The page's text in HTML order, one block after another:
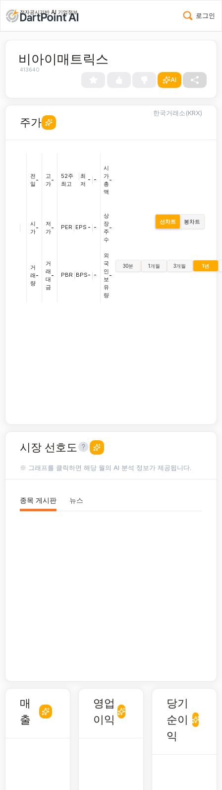
전자공시기반 AI 기업정보 로그인
비아이매트릭스
413640
AI
주가
한국거래소(KRX)
전
일
-
시
가
-
거
래
량
-
고
가
-
저
가
-
거
래
대
금
-
52주
최고
최
저
- -
PER EPS - -
PBR BPS- -
시
가
총
액
-
상
장
주
수
-
외
국
인
보
유
량
-
선차트 봉차트
30분 1개월 3개월 1년
시장 선호도
※ 그래프를 클릭하면 해당 월의 AI 분석 정보가 제공됩니다.
종목 게시판 뉴스
매
출
영업
이익
당기
순이
익